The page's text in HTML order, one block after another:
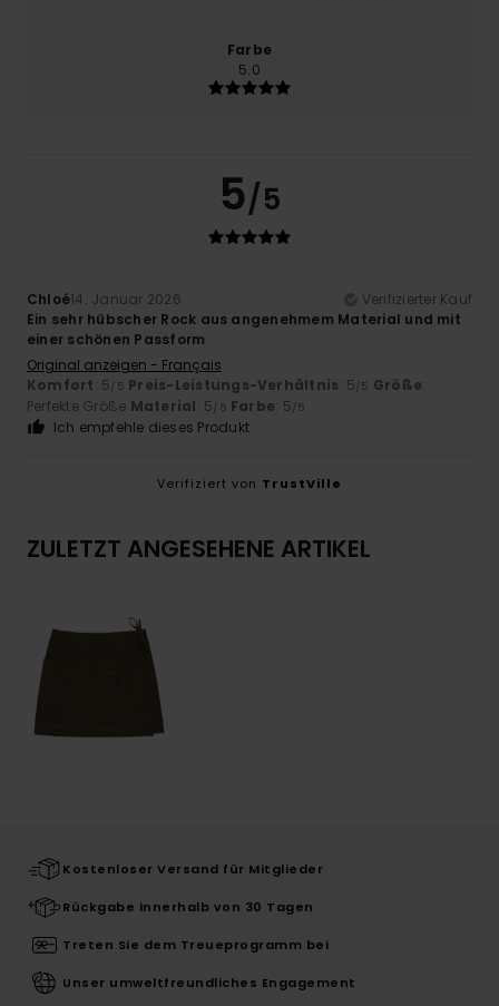
Farbe
5.0
5/5
Chloé14. Januar 2026
Verifizierter Kauf
Ein sehr hübscher Rock aus angenehmem Material und mit
einer schönen Passform
Original anzeigen - Français
Komfort: 5/5 Preis-Leistungs-Verhältnis: 5/5 Größe:
Perfekte Größe Material: 5/5 Farbe: 5/5
Ich empfehle dieses Produkt
Verifiziert von TrustVille
ZULETZT ANGESEHENE ARTIKEL
Kostenloser Versand für Mitglieder
Rückgabe innerhalb von 30 Tagen
Treten Sie dem Treueprogramm bei
Unser umweltfreundliches Engagement